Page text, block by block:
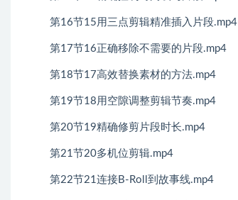
第16节15用三点剪辑精准插入片段.mp4
第17节16正确移除不需要的片段.mp4
第18节17高效替换素材的方法.mp4
第19节18用空隙调整剪辑节奏.mp4
第20节19精确修剪片段时长.mp4
第21节20多机位剪辑.mp4
第22节21连接B-Roll到故事线.mp4